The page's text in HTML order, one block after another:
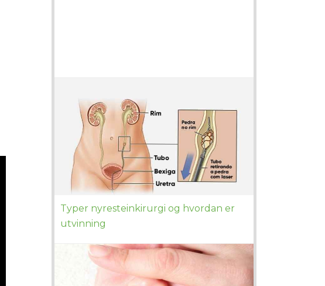
Typer nyresteinkirurgi og hvordan er
utvinning